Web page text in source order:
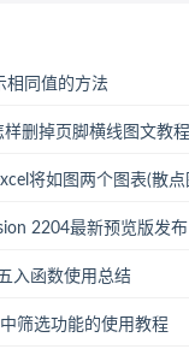
相同值的方法
样删掉页脚横线图文教程
如图两个图表(散点图和股价图
最新预览版发布：改进Word同
入函数使用总结
筛选功能的使用教程